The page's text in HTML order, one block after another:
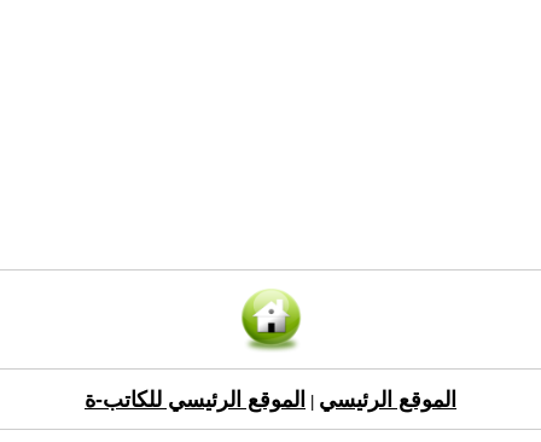
الموقع الرئيسي الموقع الرئيسي للكاتب-ة